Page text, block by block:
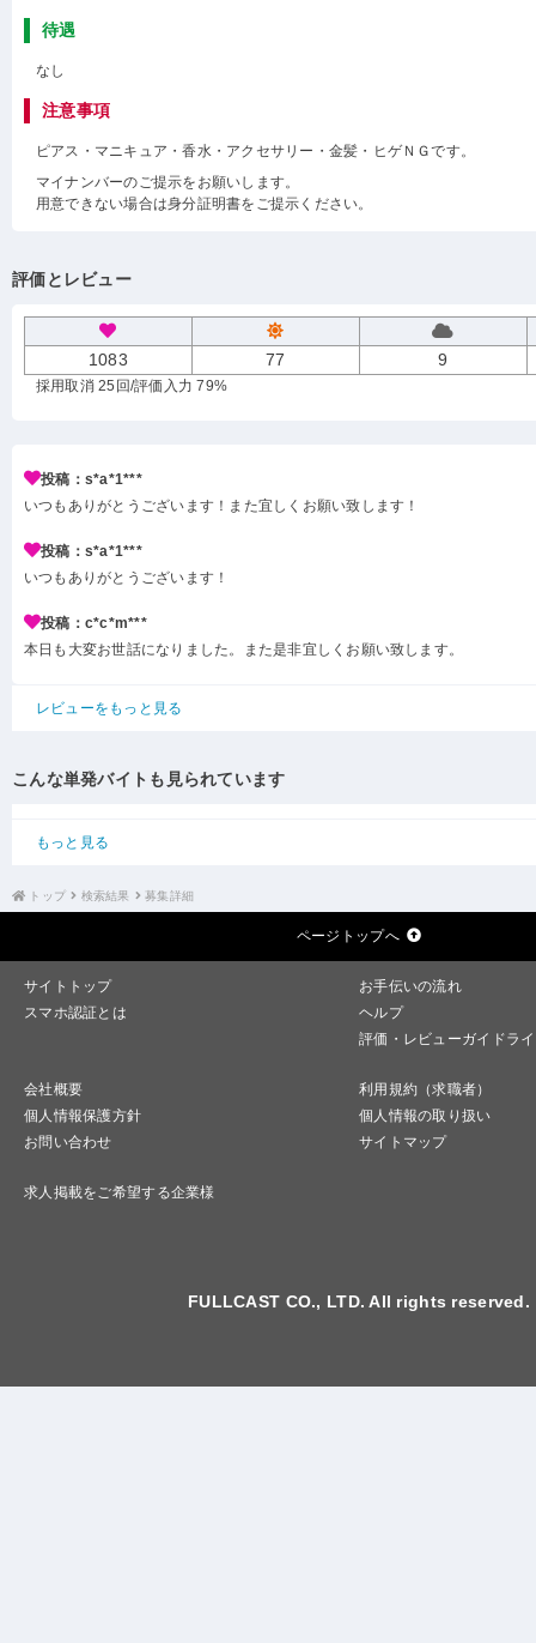
待遇
なし
注意事項
ピアス・マニキュア・香水・アクセサリー・金髪・ヒゲＮＧです。
マイナンバーのご提示をお願いします。
用意できない場合は身分証明書をご提示ください。
評価とレビュー
1083 77 9
採用取消 25回/評価入力 79%
投稿：s*a*1***
いつもありがとうございます！また宜しくお願い致します！
投稿：s*a*1***
いつもありがとうございます！
投稿：c*c*m***
本日も大変お世話になりました。また是非宜しくお願い致します。
レビューをもっと見る
こんな単発バイトも見られています
もっと見る
トップ 検索結果 募集詳細
ページトップへ
サイトトップ
お手伝いの流れ
スマホ認証とは
ヘルプ
評価・レビューガイドラ
会社概要
利用規約（求職者）
個人情報保護方針
個人情報の取り扱い
お問い合わせ
サイトマップ
求人掲載をご希望する企業様
FULLCAST CO., LTD. All rights reserved.